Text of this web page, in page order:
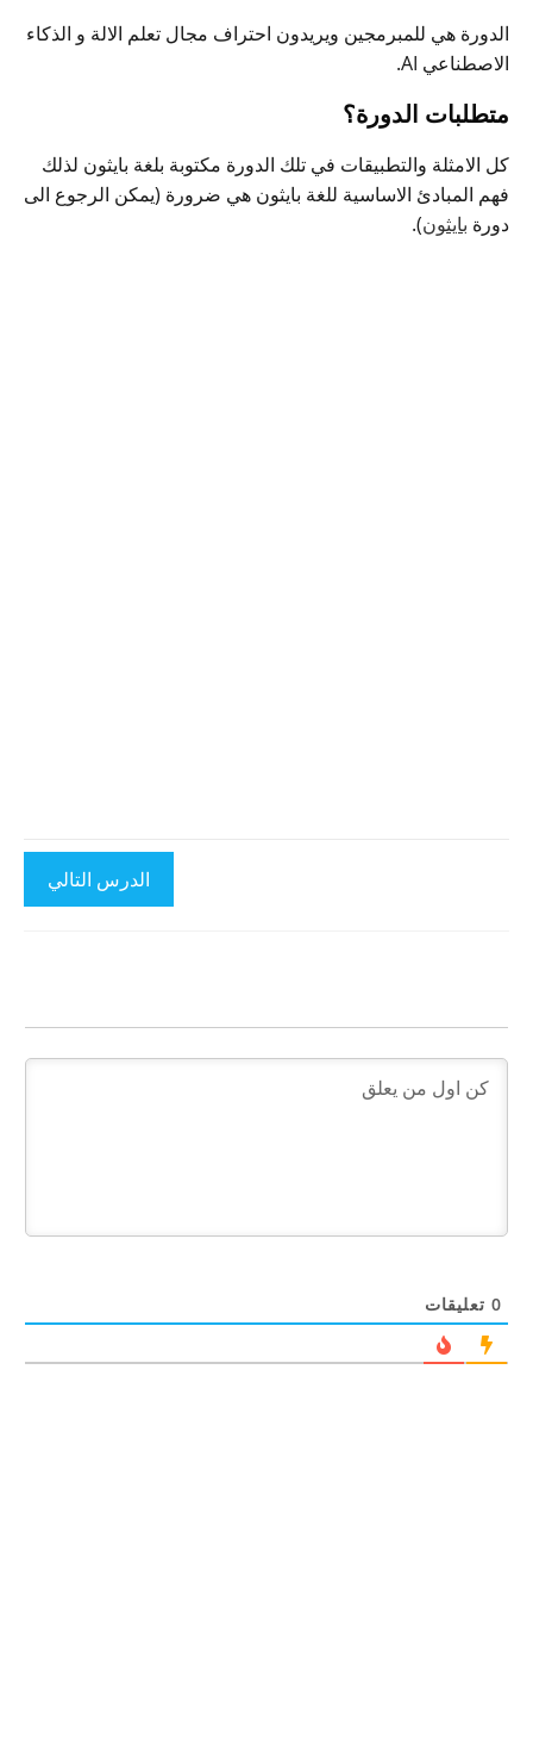
الدورة هي للمبرمجين ويريدون احتراف مجال تعلم الالة و الذكاء
الاصطناعي AI.
متطلبات الدورة؟
كل الامثلة والتطبيقات في تلك الدورة مكتوبة بلغة بايثون لذلك
فهم المبادئ الاساسية للغة بايثون هي ضرورة (يمكن الرجوع الى
دورة بايثون).
الدرس التالي
0 تعليقات